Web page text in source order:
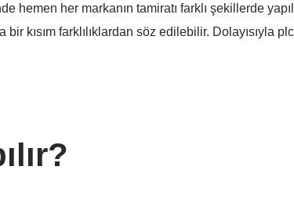
hemen her markanın tamiratı farklı şekillerde
kısım farklılıklardan söz edilebilir. Dolayısıyla